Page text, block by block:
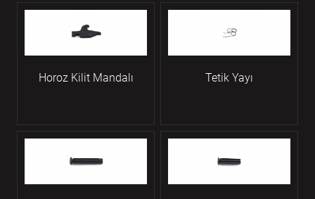
Horoz Kilit Mandalı Tetik Yayı